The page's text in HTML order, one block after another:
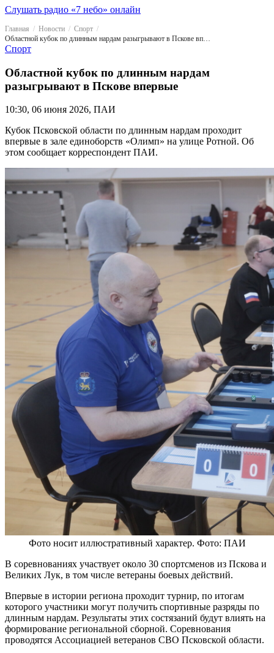
Слушать радио «7 небо» онлайн
Главная Новости
Спорт
Областной кубок по длинным нардам разыгрывают в Пскове впервые
Спорт
Областной кубок по длинным нардам
разыгрывают в Пскове впервые
10:30, 06 июня 2026, ПАИ
Кубок Псковской области по длинным нардам проходит
впервые в зале единоборств «Олимп» на улице Ротной. Об
этом сообщает корреспондент ПАИ.
Фото носит иллюстративный характер. Фото: ПАИ
В соревнованиях участвует около 30 спортсменов из Пскова и
Великих Лук, в том числе ветераны боевых действий.
Впервые в истории региона проходит турнир, по итогам
которого участники могут получить спортивные разряды по
длинным нардам. Результаты этих состязаний будут влиять на
формирование региональной сборной. Соревнования
проводятся Ассоциацией ветеранов СВО Псковской области.